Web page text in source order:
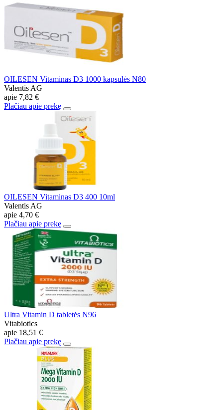
OILESEN Vitaminas D3 1000 kapsulės N80
Valentis AG
apie 7,82 €
Plačiau apie prekę
OILESEN Vitaminas D3 400 10ml
Valentis AG
apie 4,70 €
Plačiau apie prekę
Ultra Vitamin D tabletės N96
Vitabiotics
apie 18,51 €
Plačiau apie prekę